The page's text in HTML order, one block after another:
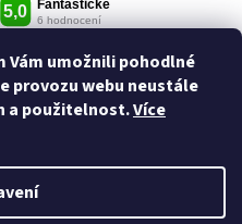
Vám umožnili pohodlné
provozu webu neustále
a použitelnost.Více
Shoptet